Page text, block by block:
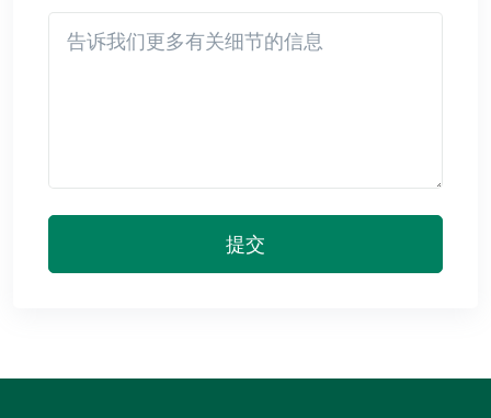
提交